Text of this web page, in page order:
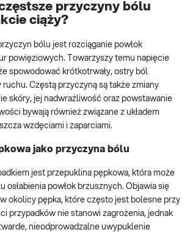
przyczyny bólu
ciąży?
bólu jest rozciąganie powłok
powięziowych. Towarzyszy temu napięcie
spowodować krótkotrwały, ostry ból
ruchu. Częstą przyczyną są także zmiany
skóry, jej nadwrażliwość oraz powstawanie
bywają również związane z układem
wzdęciami i zaparciami.
jako przyczyna bólu
jest przepuklina pępkowa, która może
osłabienia powłok brzusznych. Objawia się
okolicy pępka, które często jest bolesne przy
przypadków nie stanowi zagrożenia, jednak
nieodprowadzalne uwypuklenie